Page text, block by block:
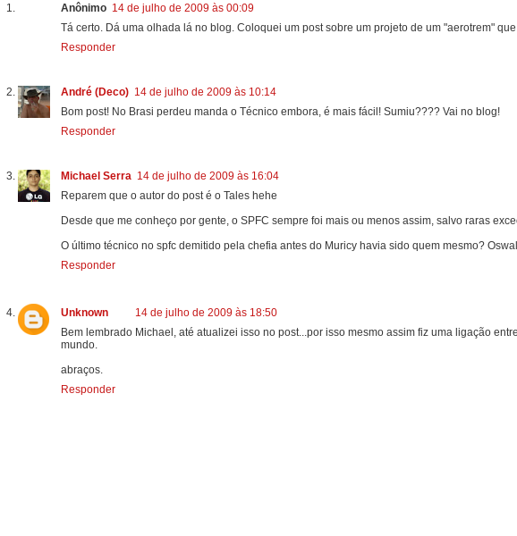
Anônimo 14 de julho de 2009 às 00:09
Tá certo. Dá uma olhada lá no blog. Coloquei um post sobre um projeto de um "aerotrem"
Responder
André (Deco) 14 de julho de 2009 às 10:14
Bom post! No Brasi perdeu manda o Técnico embora, é mais fácil! Sumiu???? Vai no blog!
Responder
Michael Serra 14 de julho de 2009 às 16:04
Reparem que o autor do post é o Tales hehe
Desde que me conheço por gente, o SPFC sempre foi mais ou menos assim, salvo raras
O último técnico no spfc demitido pela chefia antes do Muricy havia sido quem mesmo?
Responder
Unknown
14 de julho de 2009 às 18:50
Bem lembrado Michael, até atualizei isso no post...por isso mesmo assim fiz uma ligação
mundo.
abraços.
Responder